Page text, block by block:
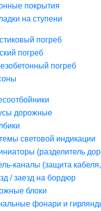
покрытия
на ступени
погреб
погреб
погреб
дорожные
световой индикации
(разделитель
каналы (защита
/ заезд на бордюр
блоки
фонари и